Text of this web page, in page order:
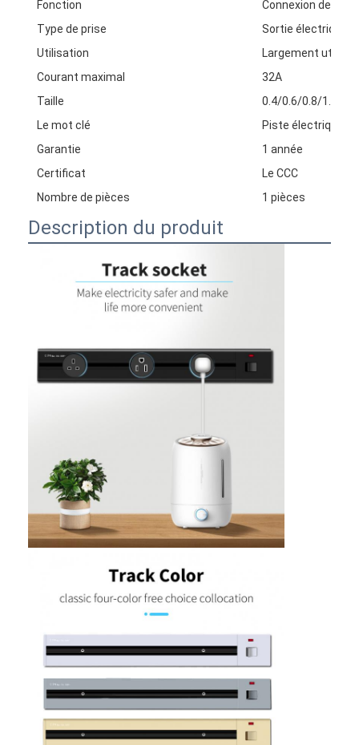
Aperçu
A propos de nous
Contact
Parlez Maintenant.
Tableaux interactifs
Système de conférence
Ascenseur de moniteur LCD
Moniteur à défilement
Une prise de bureau pop-up
Fonction
Connexion de
Type de prise
Sortie électrique
Utilisation
Largement utilisé
Courant maximal
32A
Taille
0.4/0.6/0.8/1.0/
Le mot clé
Piste électrique
Garantie
1 année
Certificat
Le CCC
Nombre de pièces
1 pièces
Description du produit